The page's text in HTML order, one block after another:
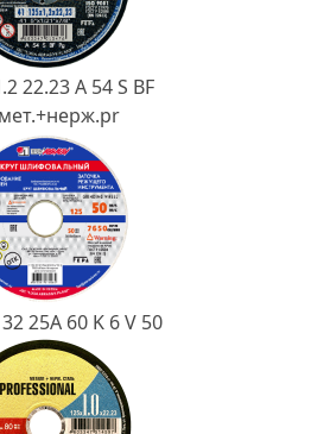
22.23 A 54 S BF
25А 60 K 6 V 50